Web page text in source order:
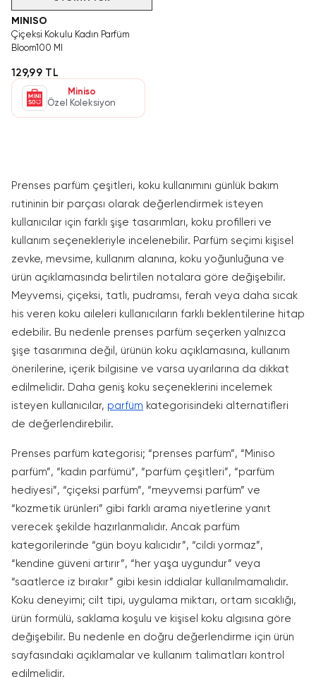
MINISO
Çiçeksi Kokulu Kadın Parfüm
Bloom100 Ml
129,99 TL
Miniso
Özel Koleksiyon
Prenses parfüm çeşitleri, koku kullanımını günlük bakım
rutininin bir parçası olarak değerlendirmek isteyen
kullanıcılar için farklı şişe tasarımları, koku profilleri ve
kullanım seçenekleriyle incelenebilir. Parfüm seçimi kişisel
zevke, mevsime, kullanım alanına, koku yoğunluğuna ve
ürün açıklamasında belirtilen notalara göre değişebilir.
Meyvemsi, çiçeksi, tatlı, pudramsı, ferah veya daha sıcak
his veren koku aileleri kullanıcıların farklı beklentilerine hitap
edebilir. Bu nedenle prenses parfüm seçerken yalnızca
şişe tasarımına değil, ürünün koku açıklamasına, kullanım
önerilerine, içerik bilgisine ve varsa uyarılarına da dikkat
edilmelidir. Daha geniş koku seçeneklerini incelemek
isteyen kullanıcılar, parfüm kategorisindeki alternatifleri
de değerlendirebilir.
Prenses parfüm kategorisi; “prenses parfüm”, “Miniso
parfüm”, “kadın parfümü”, “parfüm çeşitleri”, “parfüm
hediyesi”, “çiçeksi parfüm”, “meyvemsi parfüm” ve
“kozmetik ürünleri” gibi farklı arama niyetlerine yanıt
verecek şekilde hazırlanmalıdır. Ancak parfüm
kategorilerinde “gün boyu kalıcıdır”, “cildi yormaz”,
“kendine güveni artırır”, “her yaşa uygundur” veya
“saatlerce iz bırakır” gibi kesin iddialar kullanılmamalıdır.
Koku deneyimi; cilt tipi, uygulama miktarı, ortam sıcaklığı,
ürün formülü, saklama koşulu ve kişisel koku algısına göre
değişebilir. Bu nedenle en doğru değerlendirme için ürün
sayfasındaki açıklamalar ve kullanım talimatları kontrol
edilmelidir.